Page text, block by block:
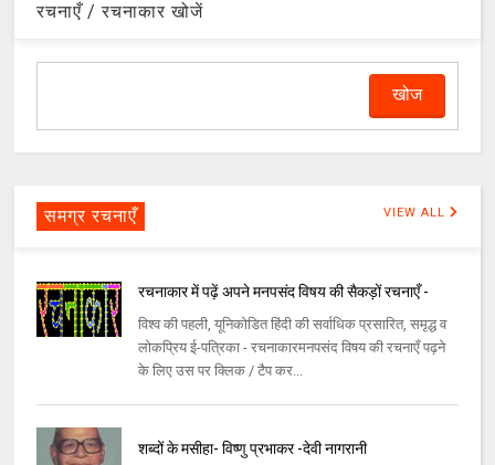
रचनाएँ / रचनाकार खोजें
समग्र रचनाएँ VIEW ALL
रचनाकार में पढ़ें अपने मनपसंद विषय की सैकड़ों रचनाएँ -
विश्व की पहली, यूनिकोडित हिंदी की सर्वाधिक प्रसारित, समृद्ध व
लोकप्रिय ई-पत्रिका - रचनाकारमनपसंद विषय की रचनाएँ पढ़ने
के लिए उस पर क्लिक / टैप कर...
शब्दों के मसीहा- विष्णु प्रभाकर -देवी नागरानी